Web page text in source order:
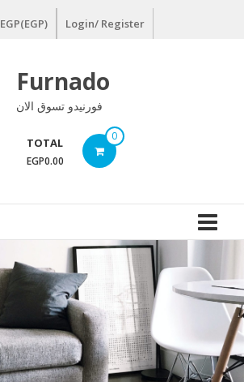
Login/ Register
EGP(EGP)
Furnado
فورنيدو تسوق الان
0
TOTAL
EGP0.00